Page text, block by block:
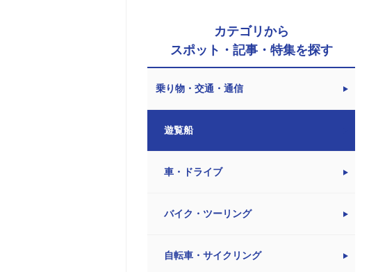
カテゴリから
スポット・記事・特集を探す
乗り物・交通・通信
遊覧船
車・ドライブ
バイク・ツーリング
自転車・サイクリング